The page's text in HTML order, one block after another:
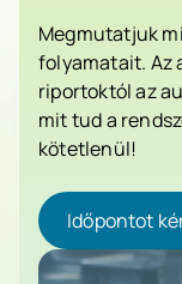
Megmutatjuk
folyamatait. Az
riportoktól az
mit tud a
kötetlenül!
Időpontot
Időpontot